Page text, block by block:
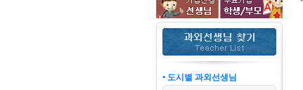
• 도시별 과외선생님